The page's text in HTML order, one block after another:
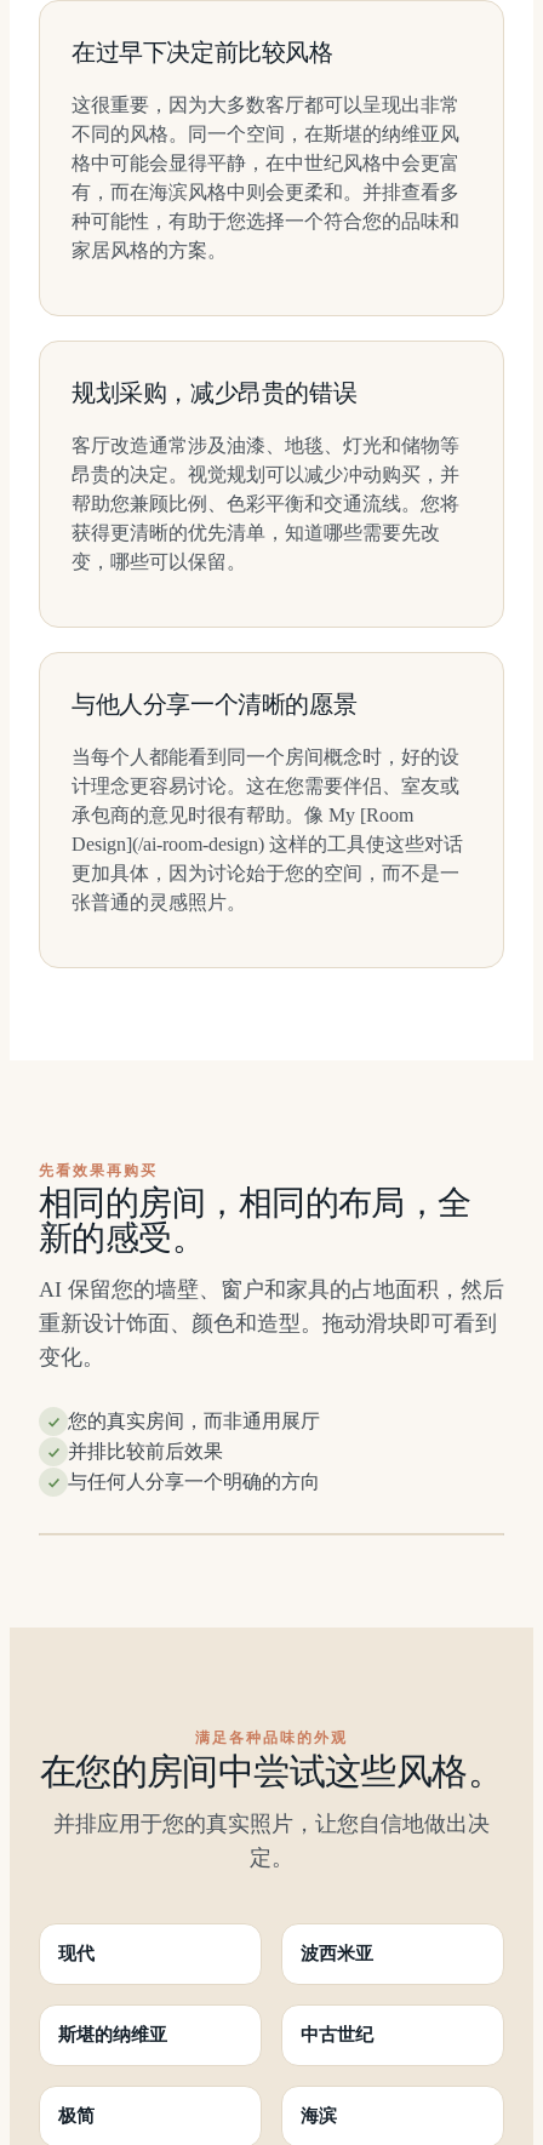
在过早下决定前比较风格
这很重要，因为大多数客厅都可以呈现出非常
不同的风格。同一个空间，在斯堪的纳维亚风
格中可能会显得平静，在中世纪风格中会更富
有，而在海滨风格中则会更柔和。并排查看多
种可能性，有助于您选择一个符合您的品味和
家居风格的方案。
规划采购，减少昂贵的错误
客厅改造通常涉及油漆、地毯、灯光和储物等
昂贵的决定。视觉规划可以减少冲动购买，并
帮助您兼顾比例、色彩平衡和交通流线。您将
获得更清晰的优先清单，知道哪些需要先改
变，哪些可以保留。
与他人分享一个清晰的愿景
当每个人都能看到同一个房间概念时，好的设
计理念更容易讨论。这在您需要伴侣、室友或
承包商的意见时很有帮助。像 My [Room
Design](/ai-room-design) 这样的工具使这些对话
更加具体，因为讨论始于您的空间，而不是一
张普通的灵感照片。
先看效果再购买
相同的房间，相同的布局，全
新的感受。
AI 保留您的墙壁、窗户和家具的占地面积，然后
重新设计饰面、颜色和造型。拖动滑块即可看到
变化。
您的真实房间，而非通用展厅
并排比较前后效果
与任何人分享一个明确的方向
之
前
⇔
满足各种品味的外观
在您的房间中尝试这些风格。
并排应用于您的真实照片，让您自信地做出决
定。
现代 波西米亚
斯堪的纳维亚 中古世纪
极简 海滨